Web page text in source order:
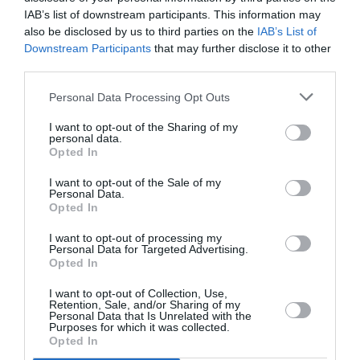
IAB’s list of downstream participants. This information may
also be disclosed by us to third parties on the IAB’s List of
Downstream Participants that may further disclose it to other
Personal Data Processing Opt Outs
I want to opt-out of the Sharing of my
personal data.
Opted In
I want to opt-out of the Sale of my
Personal Data.
Opted In
I want to opt-out of processing my
Personal Data for Targeted Advertising.
Opted In
I want to opt-out of Collection, Use,
Retention, Sale, and/or Sharing of my
Personal Data that Is Unrelated with the
Purposes for which it was collected.
Opted In
Arts
ΤΕΧΝΕΣ / ΝΕΑ
Τριανταφύλλου –
θορύβου: Έκθεση
στην Braggart
Gallery
ΦΕΣΤΙΒΑΛ / ΝΕΑ
Επιστροφή στις
της πόλης –
9ο Athens Tattoo
Expo στο Παλιό
Αμαξοστάσιο
Η Στέγη
τον κόσμο – Νέες
πρωτοβουλίες